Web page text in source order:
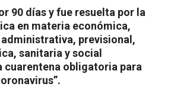
90 días y fue resuelta por la
en materia económica,
previsional,
sanitaria y social
cuarentena obligatoria para